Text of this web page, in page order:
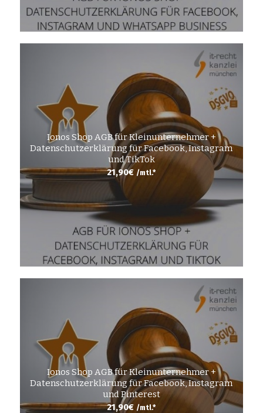
Ionos Shop AGB für Kleinunternehmer +
Datenschutzerklärung für Facebook, Instagram
und TikTok
21,90€ /mtl.*
Ionos Shop AGB für Kleinunternehmer +
Datenschutzerklärung für Facebook, Instagram
und Pinterest
21,90€ /mtl.*